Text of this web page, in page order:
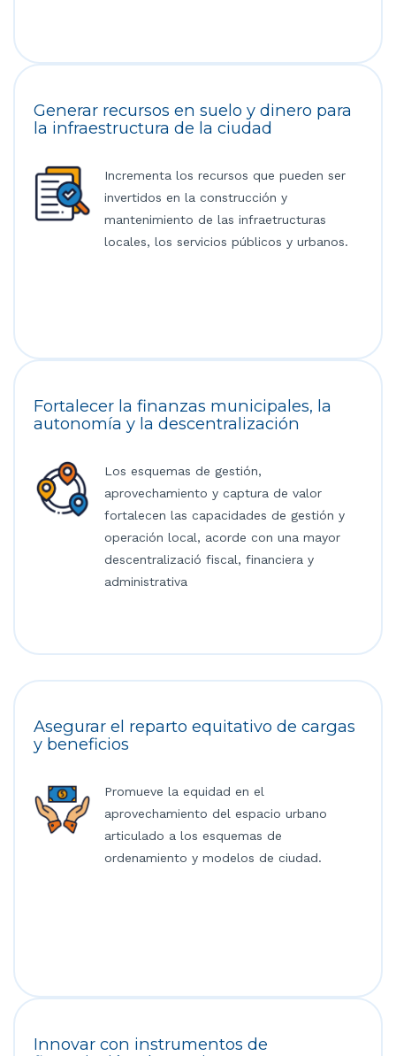
Generar recursos en suelo y dinero para
la infraestructura de la ciudad
Incrementa los recursos que pueden ser
invertidos en la construcción y
mantenimiento de las infraetructuras
locales, los servicios públicos y urbanos.
Fortalecer la finanzas municipales, la
autonomía y la descentralización
Los esquemas de gestión,
aprovechamiento y captura de valor
fortalecen las capacidades de gestión y
operación local, acorde con una mayor
descentralizació fiscal, financiera y
administrativa
Asegurar el reparto equitativo de cargas
y beneficios
Promueve la equidad en el
aprovechamiento del espacio urbano
articulado a los esquemas de
ordenamiento y modelos de ciudad.
Innovar con instrumentos de